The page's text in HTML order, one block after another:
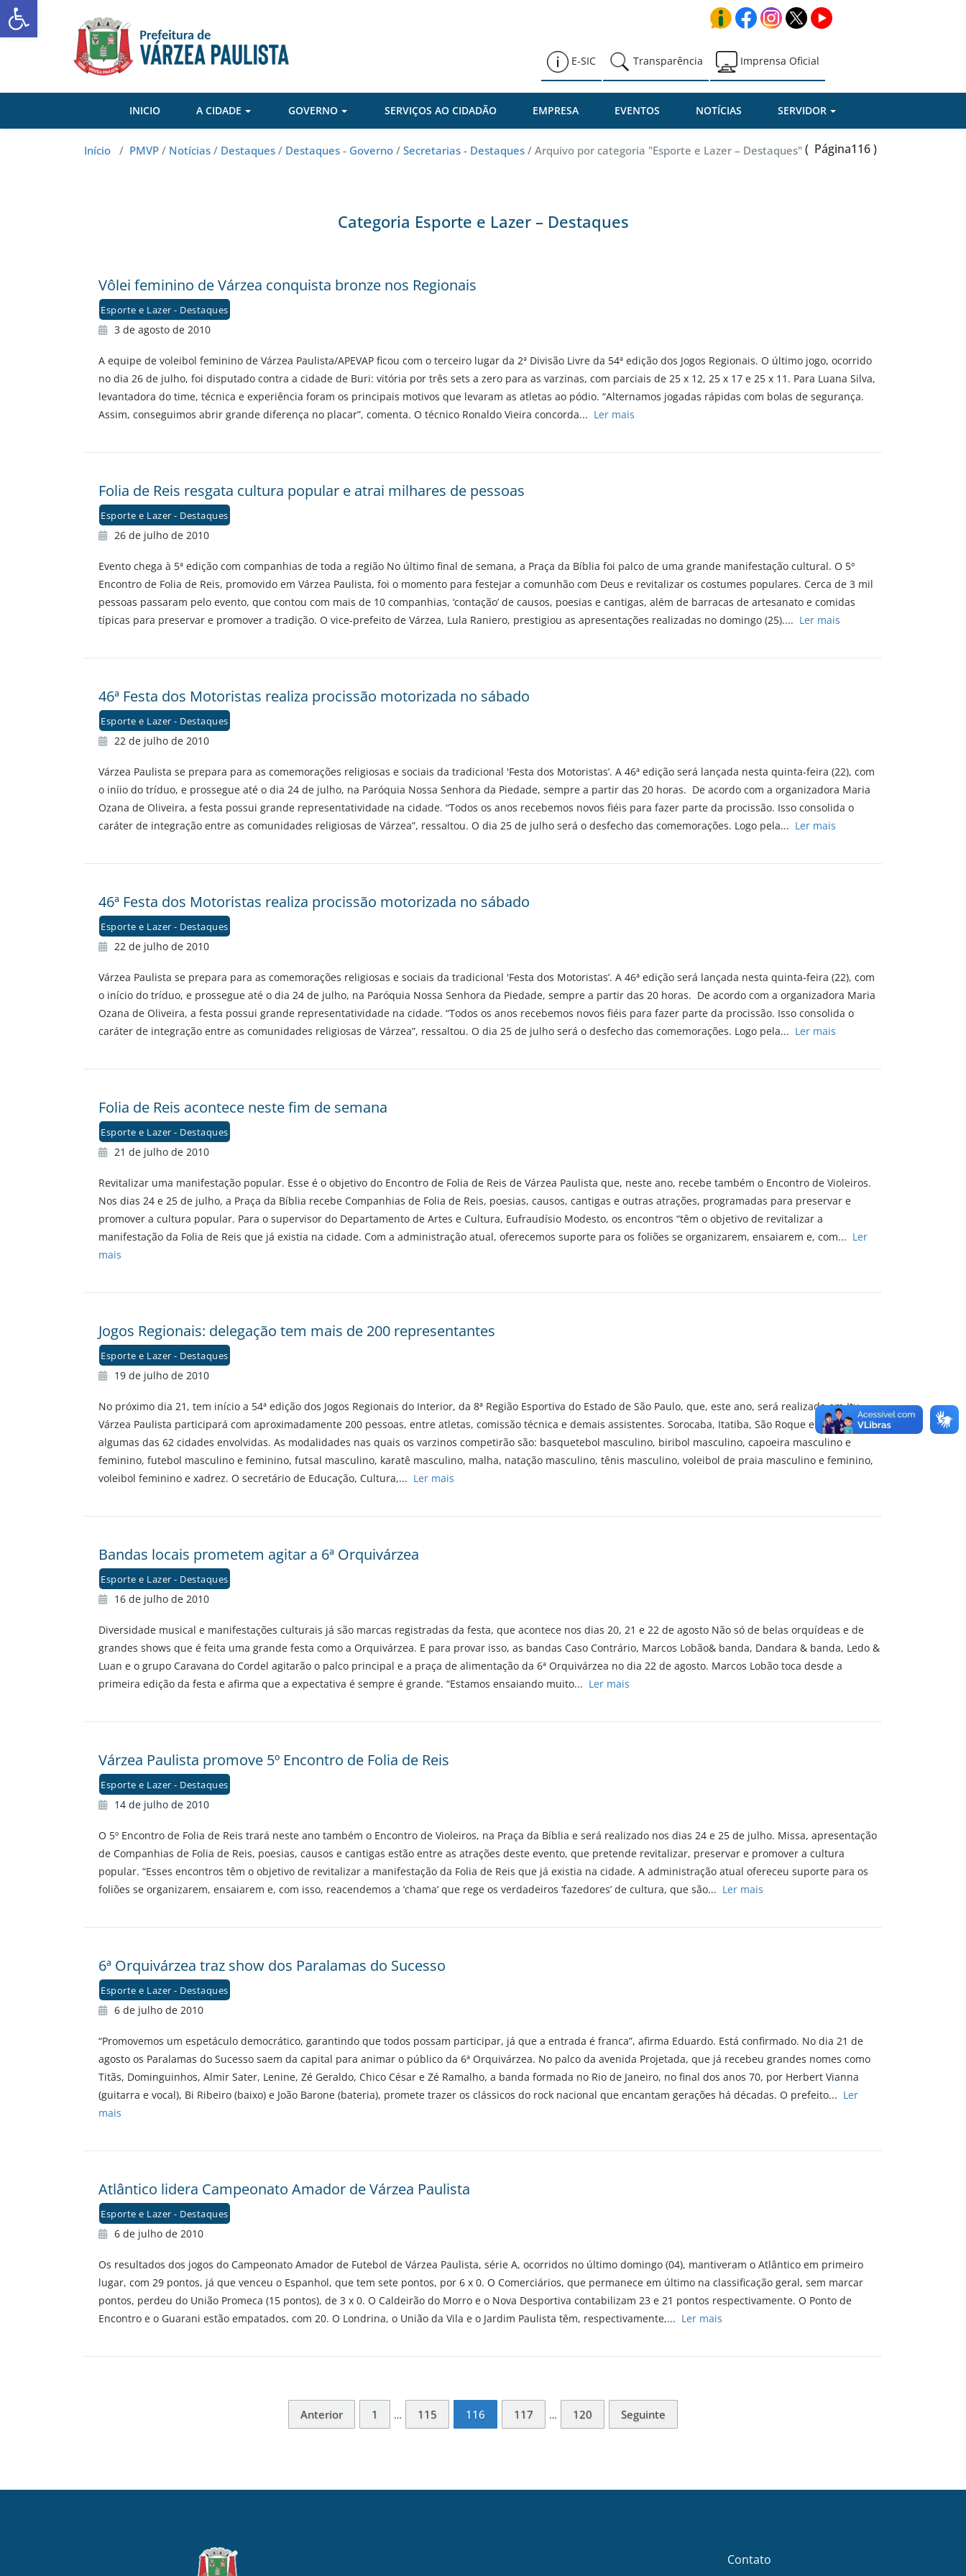
Skip
to
E-SIC Transparência Imprensa Oficial
INICIO A CIDADE GOVERNO SERVIÇOS AO CIDADÃO EMPRESA EVENTOS NOTÍCIAS SERVIDOR
Início / PMVP / Notícias / Destaques / Destaques - Governo / Secretarias - Destaques / Arquivo por categoria "Esporte e Lazer – Destaques" ( Página116 )
Categoria Esporte e Lazer – Destaques
Vôlei feminino de Várzea conquista bronze nos Regionais
Esporte e Lazer - Destaques
3 de agosto de 2010
A equipe de voleibol feminino de Várzea Paulista/APEVAP ficou com o terceiro lugar da 2ª Divisão Livre da 54ª edição dos Jogos Regionais. O último jogo, ocorrido
no dia 26 de julho, foi disputado contra a cidade de Buri: vitória por três sets a zero para as varzinas, com parciais de 25 x 12, 25 x 17 e 25 x 11. Para Luana Silva,
levantadora do time, técnica e experiência foram os principais motivos que levaram as atletas ao pódio. “Alternamos jogadas rápidas com bolas de segurança.
Assim, conseguimos abrir grande diferença no placar”, comenta. O técnico Ronaldo Vieira concorda... Ler mais
Folia de Reis resgata cultura popular e atrai milhares de pessoas
Esporte e Lazer - Destaques
26 de julho de 2010
Evento chega à 5ª edição com companhias de toda a região No último final de semana, a Praça da Bíblia foi palco de uma grande manifestação cultural. O 5º
Encontro de Folia de Reis, promovido em Várzea Paulista, foi o momento para festejar a comunhão com Deus e revitalizar os costumes populares. Cerca de 3 mil
pessoas passaram pelo evento, que contou com mais de 10 companhias, ‘contação’ de causos, poesias e cantigas, além de barracas de artesanato e comidas
típicas para preservar e promover a tradição. O vice-prefeito de Várzea, Lula Raniero, prestigiou as apresentações realizadas no domingo (25).... Ler mais
46ª Festa dos Motoristas realiza procissão motorizada no sábado
Esporte e Lazer - Destaques
22 de julho de 2010
Várzea Paulista se prepara para as comemorações religiosas e sociais da tradicional 'Festa dos Motoristas’. A 46ª edição será lançada nesta quinta-feira (22), com
o iníio do tríduo, e prossegue até o dia 24 de julho, na Paróquia Nossa Senhora da Piedade, sempre a partir das 20 horas. De acordo com a organizadora Maria
Ozana de Oliveira, a festa possui grande representatividade na cidade. “Todos os anos recebemos novos fiéis para fazer parte da procissão. Isso consolida o
caráter de integração entre as comunidades religiosas de Várzea”, ressaltou. O dia 25 de julho será o desfecho das comemorações. Logo pela... Ler mais
46ª Festa dos Motoristas realiza procissão motorizada no sábado
Esporte e Lazer - Destaques
22 de julho de 2010
Várzea Paulista se prepara para as comemorações religiosas e sociais da tradicional 'Festa dos Motoristas’. A 46ª edição será lançada nesta quinta-feira (22), com
o início do tríduo, e prossegue até o dia 24 de julho, na Paróquia Nossa Senhora da Piedade, sempre a partir das 20 horas. De acordo com a organizadora Maria
Ozana de Oliveira, a festa possui grande representatividade na cidade. “Todos os anos recebemos novos fiéis para fazer parte da procissão. Isso consolida o
caráter de integração entre as comunidades religiosas de Várzea”, ressaltou. O dia 25 de julho será o desfecho das comemorações. Logo pela... Ler mais
Folia de Reis acontece neste fim de semana
Esporte e Lazer - Destaques
21 de julho de 2010
Revitalizar uma manifestação popular. Esse é o objetivo do Encontro de Folia de Reis de Várzea Paulista que, neste ano, recebe também o Encontro de Violeiros.
Nos dias 24 e 25 de julho, a Praça da Bíblia recebe Companhias de Folia de Reis, poesias, causos, cantigas e outras atrações, programadas para preservar e
promover a cultura popular. Para o supervisor do Departamento de Artes e Cultura, Eufraudísio Modesto, os encontros “têm o objetivo de revitalizar a
manifestação da Folia de Reis que já existia na cidade. Com a administração atual, oferecemos suporte para os foliões se organizarem, ensaiarem e, com... Ler
mais
Jogos Regionais: delegação tem mais de 200 representantes
Esporte e Lazer - Destaques
19 de julho de 2010
No próximo dia 21, tem início a 54ª edição dos Jogos Regionais do Interior, da 8ª Região Esportiva do Estado de São Paulo, que, este ano, será realizada em Itu.
Várzea Paulista participará com aproximadamente 200 pessoas, entre atletas, comissão técnica e demais assistentes. Sorocaba, Itatiba, São Roque e Avaré são
algumas das 62 cidades envolvidas. As modalidades nas quais os varzinos competirão são: basquetebol masculino, biribol masculino, capoeira masculino e
feminino, futebol masculino e feminino, futsal masculino, karatê masculino, malha, natação masculino, tênis masculino, voleibol de praia masculino e feminino,
voleibol feminino e xadrez. O secretário de Educação, Cultura,... Ler mais
Bandas locais prometem agitar a 6ª Orquivárzea
Esporte e Lazer - Destaques
16 de julho de 2010
Diversidade musical e manifestações culturais já são marcas registradas da festa, que acontece nos dias 20, 21 e 22 de agosto Não só de belas orquídeas e de
grandes shows que é feita uma grande festa como a Orquivárzea. E para provar isso, as bandas Caso Contrário, Marcos Lobão& banda, Dandara & banda, Ledo &
Luan e o grupo Caravana do Cordel agitarão o palco principal e a praça de alimentação da 6ª Orquivárzea no dia 22 de agosto. Marcos Lobão toca desde a
primeira edição da festa e afirma que a expectativa é sempre é grande. “Estamos ensaiando muito... Ler mais
Várzea Paulista promove 5º Encontro de Folia de Reis
Esporte e Lazer - Destaques
14 de julho de 2010
O 5º Encontro de Folia de Reis trará neste ano também o Encontro de Violeiros, na Praça da Bíblia e será realizado nos dias 24 e 25 de julho. Missa, apresentação
de Companhias de Folia de Reis, poesias, causos e cantigas estão entre as atrações deste evento, que pretende revitalizar, preservar e promover a cultura
popular. “Esses encontros têm o objetivo de revitalizar a manifestação da Folia de Reis que já existia na cidade. A administração atual ofereceu suporte para os
foliões se organizarem, ensaiarem e, com isso, reacendemos a ‘chama’ que rege os verdadeiros ‘fazedores’ de cultura, que são... Ler mais
6ª Orquivárzea traz show dos Paralamas do Sucesso
Esporte e Lazer - Destaques
6 de julho de 2010
“Promovemos um espetáculo democrático, garantindo que todos possam participar, já que a entrada é franca”, afirma Eduardo. Está confirmado. No dia 21 de
agosto os Paralamas do Sucesso saem da capital para animar o público da 6ª Orquivárzea. No palco da avenida Projetada, que já recebeu grandes nomes como
Titãs, Dominguinhos, Almir Sater, Lenine, Zé Geraldo, Chico César e Zé Ramalho, a banda formada no Rio de Janeiro, no final dos anos 70, por Herbert Vianna
(guitarra e vocal), Bi Ribeiro (baixo) e João Barone (bateria), promete trazer os clássicos do rock nacional que encantam gerações há décadas. O prefeito... Ler
mais
Atlântico lidera Campeonato Amador de Várzea Paulista
Esporte e Lazer - Destaques
6 de julho de 2010
Os resultados dos jogos do Campeonato Amador de Futebol de Várzea Paulista, série A, ocorridos no último domingo (04), mantiveram o Atlântico em primeiro
lugar, com 29 pontos, já que venceu o Espanhol, que tem sete pontos, por 6 x 0. O Comerciários, que permanece em último na classificação geral, sem marcar
pontos, perdeu do União Promeca (15 pontos), de 3 x 0. O Caldeirão do Morro e o Nova Desportiva contabilizam 23 e 21 pontos respectivamente. O Ponto de
Encontro e o Guarani estão empatados, com 20. O Londrina, o União da Vila e o Jardim Paulista têm, respectivamente,... Ler mais
Anterior 1 … 115 116 117 … 120 Seguinte
Contato